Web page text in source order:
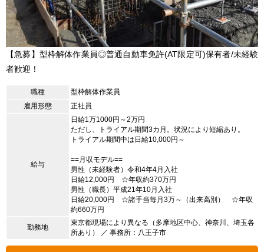
【急募】型枠解体作業員◎普通自動車免許(AT限定可)保有者/未経験
者歓迎！
職種
型枠解体作業員
雇用形態
正社員
給与
日給1万1000円～2万円
ただし、トライアル期間3カ月。状況により短縮あり。
トライアル期間中は日給10,000円～
==月収モデル==
男性（未経験者）令和4年4月入社
日給12,000円 ☆年収約370万円
男性（職長）平成21年10月入社
日給20,000円 ☆諸手当毎月3万～（出来高別） ☆年収
約660万円
勤務地
東京都現場により異なる（多摩地区中心、神奈川、埼玉各
所あり） ／ 事務所：八王子市